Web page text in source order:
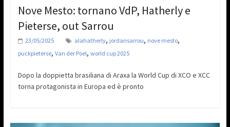
Nove Mesto: tornano VdP, Hatherly e
Pieterse, out Sarrou
23/05/2025 alahatherly, jordansarrou, nove mesto,
puckpieterse, Van der Poel, world cup 2025
Dopo la doppietta brasiliana di Araxa la World Cup di XCO e XCC
torna protagonista in Europa ed è pronto